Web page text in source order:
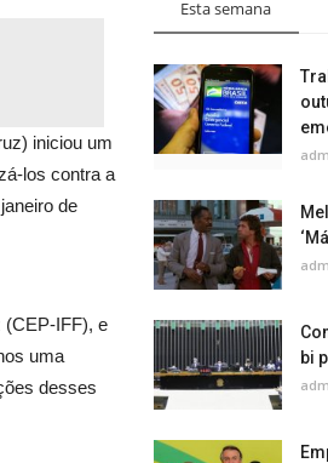
iniciou um
los contra a
de
(CEP-IFF), e
uma
desses
Esta semana
bi